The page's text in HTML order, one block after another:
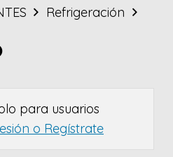
Refrigeración
para usuarios
o Regístrate